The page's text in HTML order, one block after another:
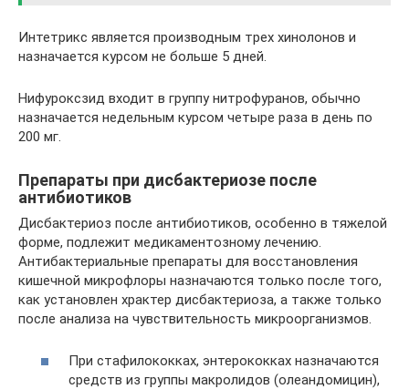
Интетрикс является производным трех хинолонов и
назначается курсом не больше 5 дней.
Нифуроксзид входит в группу нитрофуранов, обычно
назначается недельным курсом четыре раза в день по
200 мг.
Препараты при дисбактериозе после
антибиотиков
Дисбактериоз после антибиотиков, особенно в тяжелой
форме, подлежит медикаментозному лечению.
Антибактериальные препараты для восстановления
кишечной микрофлоры назначаются только после того,
как установлен храктер дисбактериоза, а также только
после анализа на чувствительность микроорганизмов.
При стафилококках, энтерококках назначаются
средств из группы макролидов (олеандомицин),